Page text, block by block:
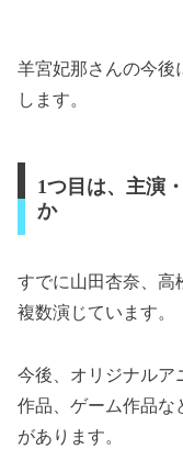
羊宮妃那さんの今後
します。
1つ目は、主演
か
すでに山田杏奈、高
複数演じています。
今後、オリジナルア
作品、ゲーム作品な
があります。